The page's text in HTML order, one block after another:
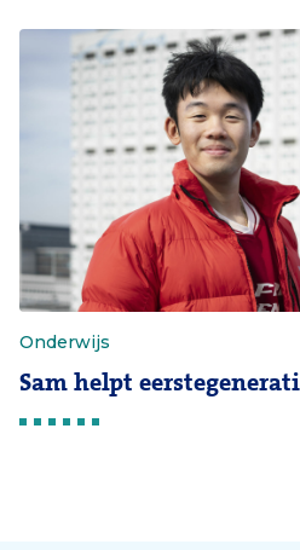
Onderwijs
Sam helpt